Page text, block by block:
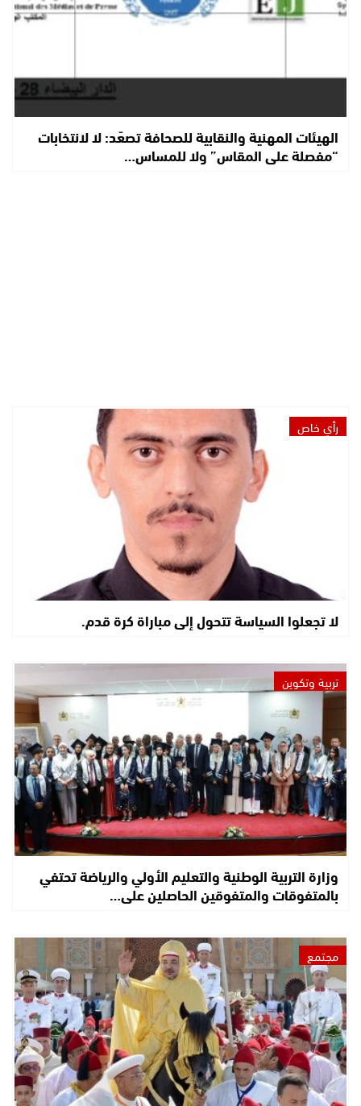
الهيئات المهنية والنقابية للصحافة تصعّد: لا لانتخابات
“مفصلة على المقاس” ولا للمساس…
رأي خاص
لا تجعلوا السياسة تتحول إلى مباراة كرة قدم.
تربية وتكوين
وزارة التربية الوطنية والتعليم الأولي والرياضة تحتفي
بالمتفوقات والمتفوقين الحاصلين على…
مجتمع